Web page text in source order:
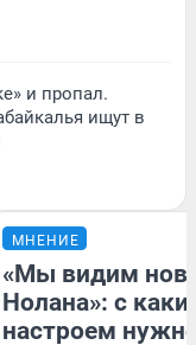
и пропал.
ищут в
МНЕНИЕ
«Мы видим
Нолана»: с
настроем